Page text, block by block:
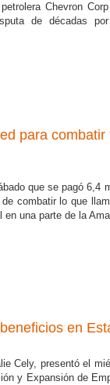
Chevron
de décadas
para combatir
que se pagó 6,4
combatir lo que
en una parte de la
en
Cely, presentó el
y Expansión de